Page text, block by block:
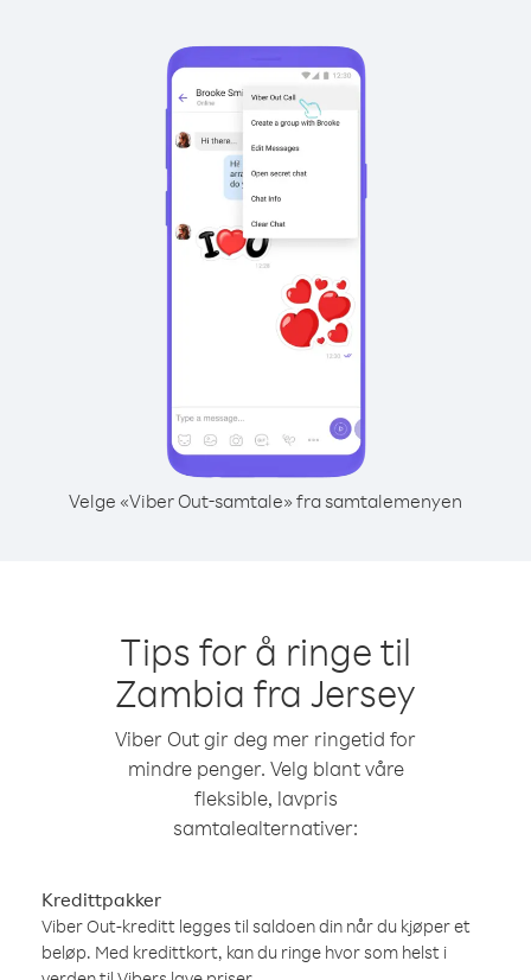
Velge «Viber Out-samtale» fra samtalemenyen
Tips for å ringe til
Zambia fra Jersey
Viber Out gir deg mer ringetid for
mindre penger. Velg blant våre
fleksible, lavpris
samtalealternativer:
Kredittpakker
Viber Out-kreditt legges til saldoen din når du kjøper et
beløp. Med kredittkort, kan du ringe hvor som helst i